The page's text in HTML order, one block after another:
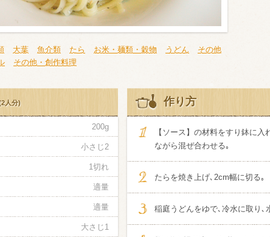
大葉 魚介類 たら お米・麺類・穀物 うどん
その他
その他・創作料理
人分)
200g
小さじ2
1切れ
適量
適量
大さじ1
作り方
【ソース】の材料をすり鉢に入
ながら混ぜ合わせる｡
たらを焼き上げ､2cm幅に切る｡
稲庭うどんをゆで､冷水に取り､